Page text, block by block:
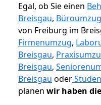
Egal, ob Sie einen
Breisgau,
von Freiburg im
Firmenumzug,
Breisgau,
Breisgau,
Breisgau oder
planen wir haben